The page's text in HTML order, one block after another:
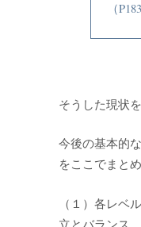
（
そうした現状
今後の基本的
をここでまとめ
（１）各レ